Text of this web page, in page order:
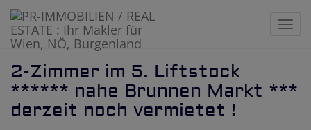
2-Zimmer im 5. Liftstock
****** nahe Brunnen Markt ***
derzeit noch vermietet !